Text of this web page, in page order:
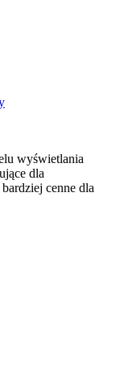
wyświetlania
dla
cenne dla